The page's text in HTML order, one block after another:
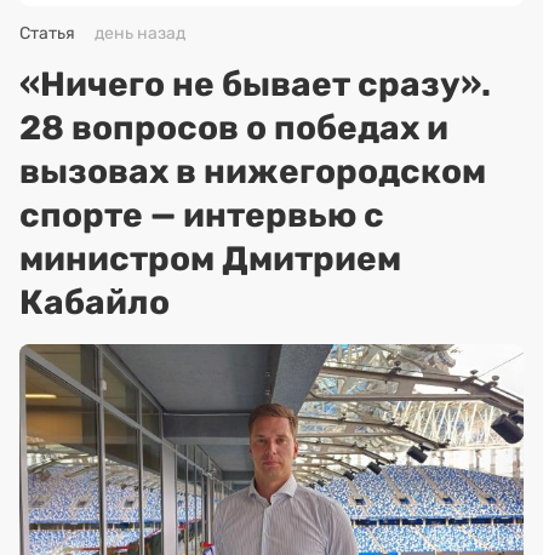
Статья день назад
«Ничего не бывает сразу».
28 вопросов о победах и
вызовах в нижегородском
спорте — интервью с
министром Дмитрием
Кабайло